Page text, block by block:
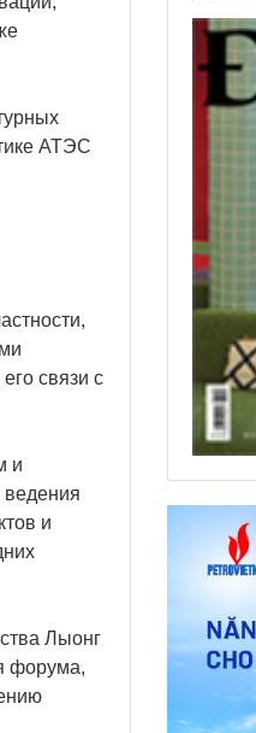
АТЭС
связи с
и
ведения
и
Лыонг
форума,